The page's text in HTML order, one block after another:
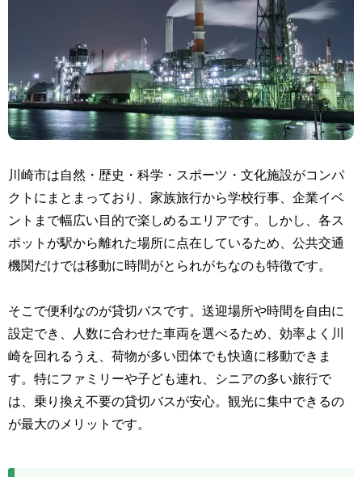
川崎市は自然・歴史・科学・スポーツ・文化施設がコンパ
クトにまとまっており、家族旅行から学校行事、企業イベ
ントまで幅広い目的で楽しめるエリアです。しかし、各ス
ポットが駅から離れた場所に点在しているため、公共交通
機関だけでは移動に時間がとられがちなのも特徴です。
そこで便利なのが貸切バスです。送迎場所や時間を自由に
設定でき、人数に合わせた車両を選べるため、効率よく川
崎を回れるうえ、荷物が多い団体でも快適に移動できま
す。特にファミリーや子ども連れ、シニアの多い旅行で
は、乗り換え不要の貸切バスが安心。観光に集中できるの
が最大のメリットです。